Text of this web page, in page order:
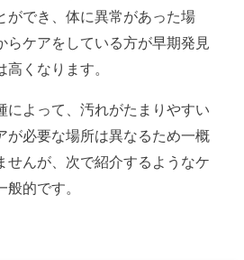
ができ、体に異常があった場
らケアをしている方が早期発見
高くなります。
によって、汚れがたまりやすい
が必要な場所は異なるため一概
せんが、次で紹介するようなケ
般的です。